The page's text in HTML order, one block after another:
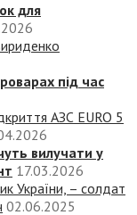
для
під час
АЗС EURO 5
вилучати у
17.03.2026
України, – солдат
02.06.2025